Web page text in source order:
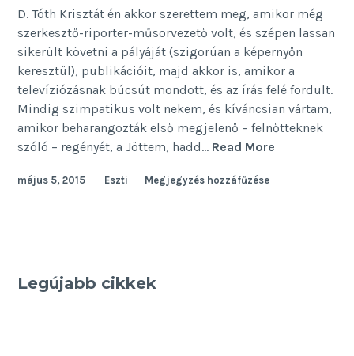
D. Tóth Krisztát én akkor szerettem meg, amikor még
szerkesztő-riporter-műsorvezető volt, és szépen lassan
sikerült követni a pályáját (szigorúan a képernyőn
keresztül), publikációit, majd akkor is, amikor a
televíziózásnak búcsút mondott, és az írás felé fordult.
Mindig szimpatikus volt nekem, és kíváncsian vártam,
amikor beharangozták első megjelenő – felnőtteknek
szóló – regényét, a Jöttem, hadd… Read More
május 5, 2015 Eszti Megjegyzés hozzáfűzése
Legújabb cikkek